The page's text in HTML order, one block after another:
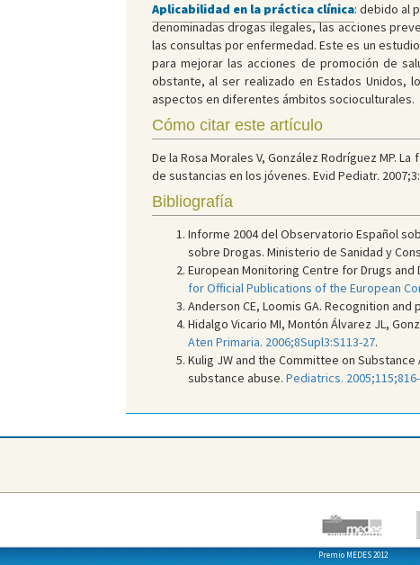
Aplicabilidad en la práctica clínica: debido al
denominadas drogas ilegales, las acciones
las consultas por enfermedad. Este es un
para mejorar las acciones de promoción de
obstante, al ser realizado en Estados Unidos,
aspectos en diferentes ámbitos socioculturales.
Cómo citar este artículo
De la Rosa Morales V, González Rodríguez MP.
de sustancias en los jóvenes. Evid Pediatr.
Bibliografía
Informe 2004 del Observatorio Español
sobre Drogas. Ministerio de Sanidad y
European Monitoring Centre for Drugs
for Official Publications of the European
Anderson CE, Loomis GA. Recognition
Hidalgo Vicario MI, Montón Álvarez JL,
Aten Primaria. 2006;8Supl3:S113-27.
Kulig JW and the Committee on
substance abuse. Pediatrics.
Premio MEDES 2012